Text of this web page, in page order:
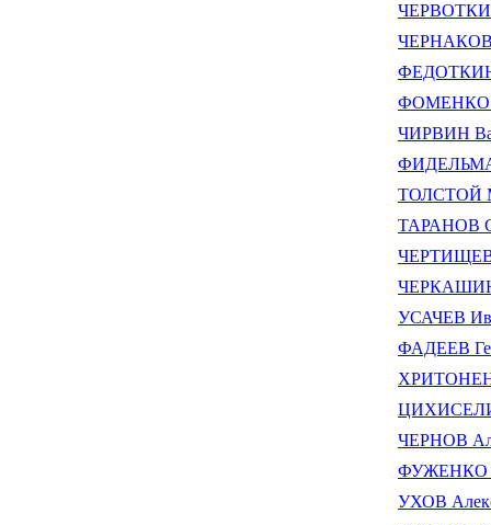
ЧЕРНАКОВ
ФЕДОТКИН
ФОМЕНКО
ЧИРВИН
ТОЛСТОЙ
ТАРАНОВ
ЧЕРТИЩЕВ
ЧЕРКАШИН
УСАЧЕВ
ФАДЕЕВ
ЦИХИСЕЛИ
ЧЕРНОВ
ФУЖЕНКО
УХОВ